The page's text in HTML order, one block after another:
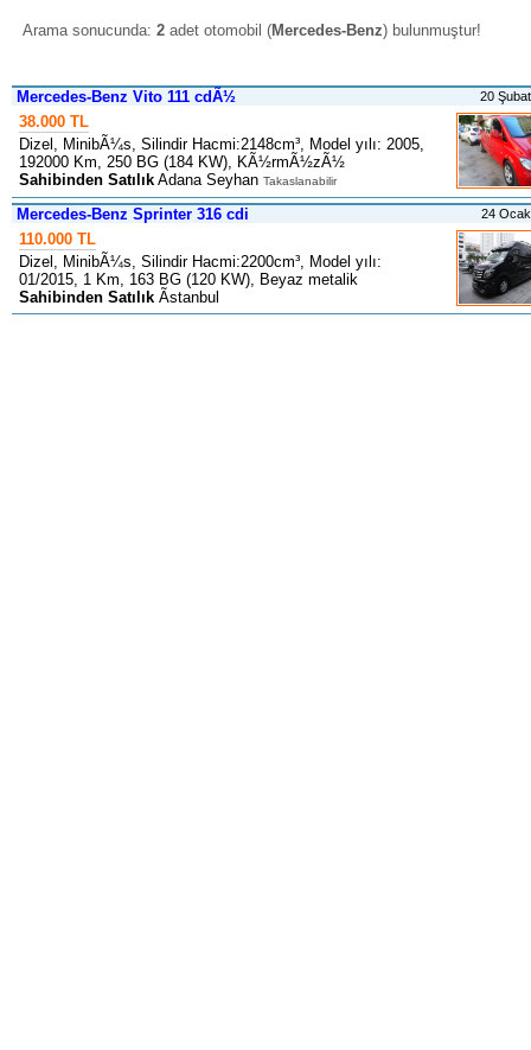
Arama sonucunda: 2adet otomobil (Mercedes-Benz) bulunmuştur!
Mercedes-Benz Vito 111 cdÃ½ 20
38.000 TL
Dizel, MinibÃ¼s, Silindir Hacmi:2148cm³, Model yılı: 2005,
192000 Km, 250 BG (184 KW), KÃ½rmÃ½zÃ½
Sahibinden Satılık Adana Seyhan Takaslanabilir
Mercedes-Benz Sprinter 316 cdi 24
110.000 TL
Dizel, MinibÃ¼s, Silindir Hacmi:2200cm³, Model yılı:
01/2015, 1 Km, 163 BG (120 KW), Beyaz metalik
Sahibinden Satılık Ãstanbul